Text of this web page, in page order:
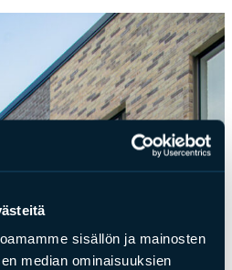
sisällön ja mainosten
median ominaisuuksien